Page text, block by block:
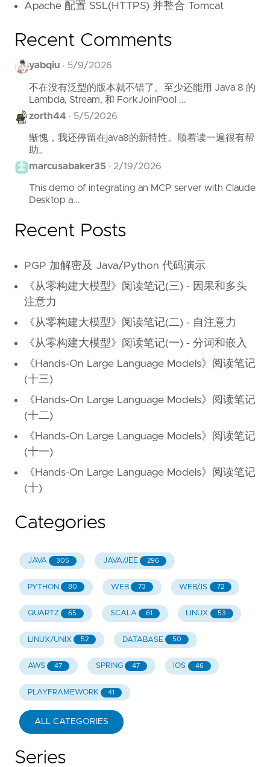
Apache 配置 SSL(HTTPS) 并整合 Tomcat
Recent Comments
yabqiu · 5/9/2026
不在没有泛型的版本就不错了。至少还能用 Java 8 的
Lambda, Stream, 和 ForkJoinPool ...
zorth44 · 5/5/2026
惭愧，我还停留在java8的新特性。顺着读一遍很有帮
助。
marcusabaker35 · 2/19/2026
This demo of integrating an MCP server with Claude
Desktop a...
Recent Posts
PGP 加解密及 Java/Python 代码演示
《从零构建大模型》阅读笔记(三) - 因果和多头
注意力
《从零构建大模型》阅读笔记(二) - 自注意力
《从零构建大模型》阅读笔记(一) - 分词和嵌入
《Hands-On Large Language Models》阅读笔记
(十三)
《Hands-On Large Language Models》阅读笔记
(十二)
《Hands-On Large Language Models》阅读笔记
(十一)
《Hands-On Large Language Models》阅读笔记
(十)
Categories
JAVA 305 JAVA/JEE 296
PYTHON 80 WEB 73 WEB/JS 72
QUARTZ 65 SCALA 61 LINUX 53
LINUX/UNIX 52 DATABASE 50
AWS 47 SPRING 47 IOS 46
PLAYFRAMEWORK 41
ALL CATEGORIES
Series